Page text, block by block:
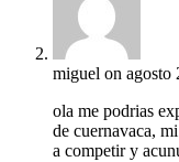
miguel on agosto
ola me podrias
de cuernavaca,
a competir y